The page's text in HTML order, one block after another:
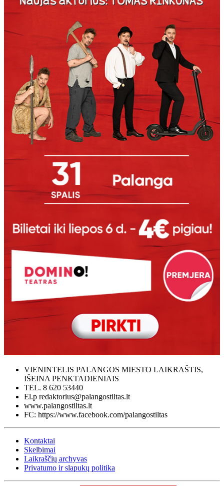
VIENINTELIS PALANGOS MIESTO LAIKRAŠTIS,
IŠEINA PENKTADIENIAIS
TEL. 8 620 53440
El.p redaktorius@palangostiltas.lt
www.palangostiltas.lt
FC: https://www.facebook.com/palangostiltas
Kontaktai
Skelbimai
Laikraščių archyvas
Privatumo ir slapukų politika